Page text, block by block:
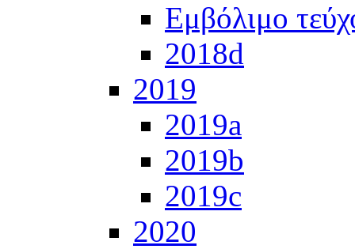
Εμβόλιμο
2018d
2019
2019a
2019b
2019c
2020